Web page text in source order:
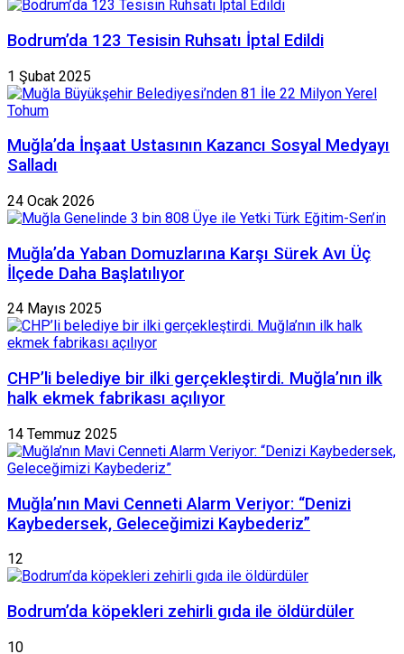
Bodrum’da 123 Tesisin Ruhsatı İptal Edildi
1 Şubat 2025
Muğla’da İnşaat Ustasının Kazancı Sosyal Medyayı
Salladı
24 Ocak 2026
Muğla’da Yaban Domuzlarına Karşı Sürek Avı Üç
İlçede Daha Başlatılıyor
24 Mayıs 2025
CHP’li belediye bir ilki gerçekleştirdi. Muğla’nın ilk
halk ekmek fabrikası açılıyor
14 Temmuz 2025
Muğla’nın Mavi Cenneti Alarm Veriyor: “Denizi
Kaybedersek, Geleceğimizi Kaybederiz”
12
Bodrum’da köpekleri zehirli gıda ile öldürdüler
10